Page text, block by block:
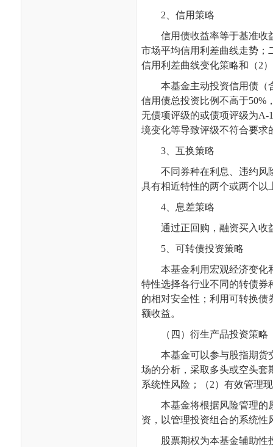
2 、信用策略
信用债收益率等于基准收
市场平均信用利差曲线走势；
信用利差曲线变化策略和（2
本基金主动投资信用债（
信用债总投资比例不高于50%
无债项评级的或债项评级为A-1
境变化等导致评级不符合要求
3 、互换策略
不同券种在利息、违约风
具有相近特性的两个或两个以
4 、息差策略
通过正回购，融资买入收
5 、可转债投资策略
本基金利用宏观经济变化
特性选择各行业不同的转债券
的相对安全性；利用可转换
额收益。
（四）衍生产品投资策略
本基金可以参与股指期货
场的分析，采取多头或空头套
系统性风险；（2）有效管理
本基金将根据风险管理的
资，以管理投资组合的系统
股票期权为本基金辅助